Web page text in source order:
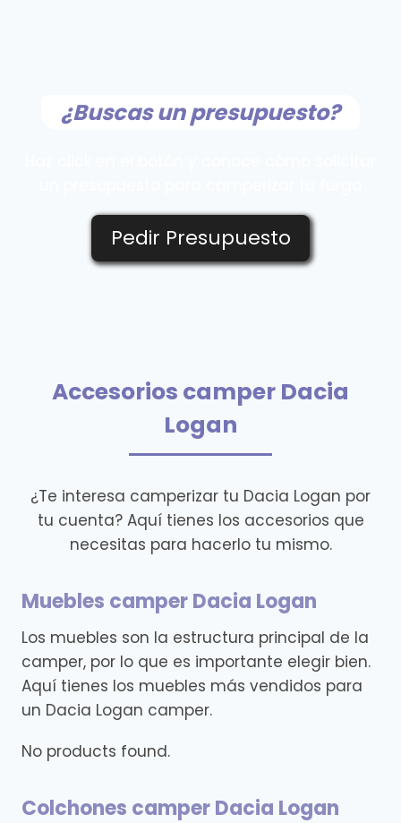
¿Buscas un presupuesto?
Pedir Presupuesto
Accesorios camper Dacia
Logan
¿Te interesa camperizar tu Dacia Logan por
tu cuenta? Aquí tienes los accesorios que
necesitas para hacerlo tu mismo.
Muebles camper Dacia Logan
Los muebles son la estructura principal de la
camper, por lo que es importante elegir bien.
Aquí tienes los muebles más vendidos para
un Dacia Logan camper.
No products found.
Colchones camper Dacia Logan